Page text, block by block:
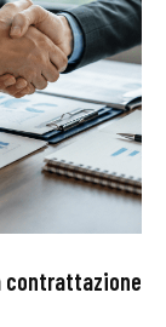
contrattazione